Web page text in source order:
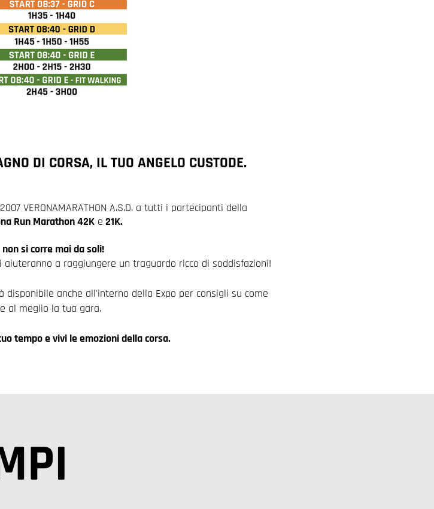
DI CORSA, IL TUO ANGELO CUSTODE.
VERONAMARATHON A.S.D. a tutti i partecipanti della
Run Marathon 42Ke 21K.
non si corre mai da soli!
a raggiungere un traguardo ricco di soddisfazioni!
disponibile anche all'interno della Expo per consigli su come
al meglio la tua gara.
tempo e vivi le emozioni della corsa.